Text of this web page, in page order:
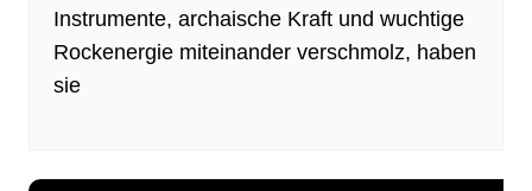
Instrumente, archaische Kraft und wuchtige
Rockenergie miteinander verschmolz, haben
sie